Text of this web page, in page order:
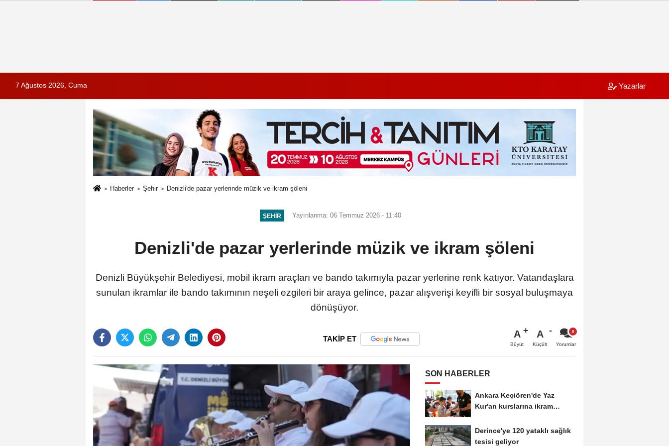
7 Ağustos 2026, Cuma Yazarlar
Haberler Şehir Denizli'de pazar yerlerinde müzik ve ikram şöleni
ŞEHIR Yayınlanma: 06 Temmuz 2026 - 11:40
Denizli'de pazar yerlerinde müzik ve ikram şöleni
Denizli Büyükşehir Belediyesi, mobil ikram araçları ve bando takımıyla pazar yerlerine renk katıyor. Vatandaşlara
sunulan ikramlar ile bando takımının neşeli ezgileri bir araya gelince, pazar alışverişi keyifli bir sosyal buluşmaya
dönüşüyor.
TAKİP ET A
Büyüt
A
Küçült Yorumlar
SON HABERLER
Ankara Keçiören'de Yaz
Kur'an kurslarına ikram
Derince'ye 120 yataklı sağlık
tesisi geliyor